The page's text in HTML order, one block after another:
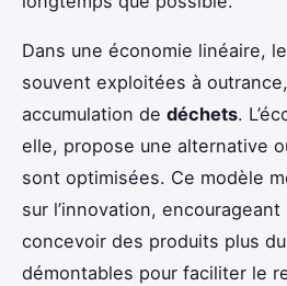
Dans une économie linéaire,
souvent exploitées à
accumulation de déchets.
elle, propose une alternative
sont optimisées. Ce modèle
sur l’innovation,
concevoir des produits plus
démontables pour faciliter le